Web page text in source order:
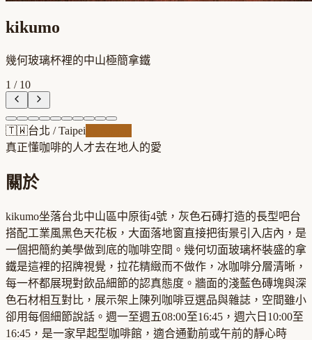
kikumo
幾何玻璃杯裡的中山極簡拿鐵
1 / 10
🇹🇼台北 /Taipei
真正懂咖啡的人才去在地人的愛
關於
kikumo坐落台北中山區中原街4號，灰色石磚打造的長型吧台
搭配工業風黑色天花板，大面落地窗直接把街景引入店內，是
一個把簡約美學做到底的咖啡空間。幾何切面玻璃杯裝盛的拿
鐵是這裡的招牌視覺，拉花精緻而不做作，冰咖啡分層清晰，
每一杯都展現對飲品細節的認真態度。牆面的淺藍色磚塊與深
色石材相互對比，展示架上陳列咖啡豆選品與雜誌，空間雖小
卻用每個細節說話。週一至週五08:00至16:45，週六日10:00至
16:45，是一家早起型咖啡館，適合通勤前或午前的靜心時